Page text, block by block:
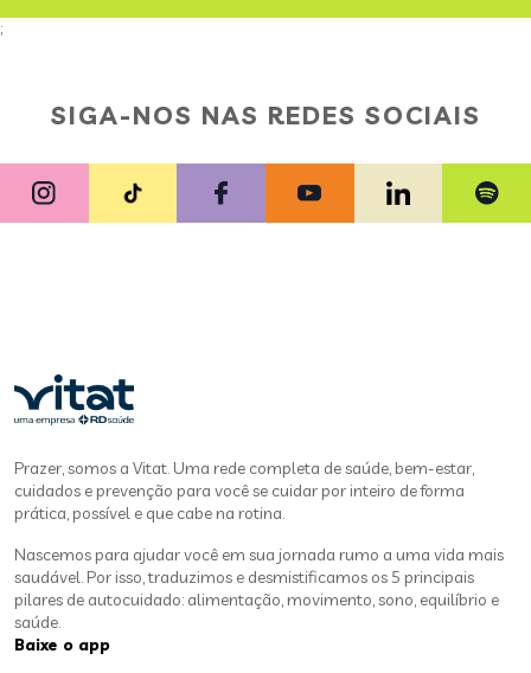
;
SIGA-NOS NAS REDES SOCIAIS
Prazer, somos a Vitat. Uma rede completa de saúde, bem-estar,
cuidados e prevenção para você se cuidar por inteiro de forma
prática, possível e que cabe na rotina.
Nascemos para ajudar você em sua jornada rumo a uma vida mais
saudável. Por isso, traduzimos e desmistificamos os 5 principais
pilares de autocuidado: alimentação, movimento, sono, equilíbrio e
saúde.
Baixe o app